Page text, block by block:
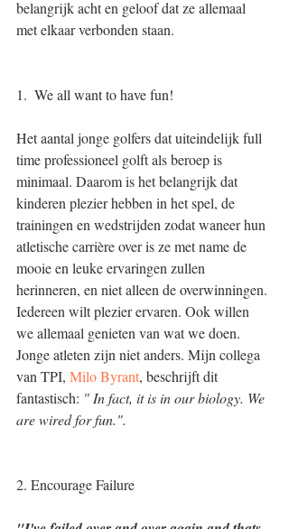
belangrijk acht en geloof dat ze allemaal
met elkaar verbonden staan.
1.  We all want to have fun!
Het aantal jonge golfers dat uiteindelijk full
time professioneel golft als beroep is
minimaal. Daarom is het belangrijk dat
kinderen plezier hebben in het spel, de
trainingen en wedstrijden zodat waneer hun
atletische carrière over is ze met name de
mooie en leuke ervaringen zullen
herinneren, en niet alleen de overwinningen.
Iedereen wilt plezier ervaren. Ook willen
we allemaal genieten van wat we doen.
Jonge atleten zijn niet anders. Mijn collega
van TPI, Milo Byrant, beschrijft dit
fantastisch: " In fact, it is in our biology. We
are wired for fun.".
2. Encourage Failure